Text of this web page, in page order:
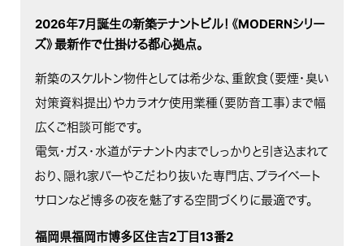
2026年7月誕生の新築テナントビル！《MODERNシリー
ズ》最新作で仕掛ける都心拠点。
新築のスケルトン物件としては希少な、重飲食（要煙・臭い
対策資料提出）やカラオケ使用業種（要防音工事）まで幅
広くご相談可能です。
電気・ガス・水道がテナント内までしっかりと引き込まれて
おり、隠れ家バーやこだわり抜いた専門店、プライベート
サロンなど博多の夜を魅了する空間づくりに最適です。
福岡県福岡市博多区住吉2丁目13番2